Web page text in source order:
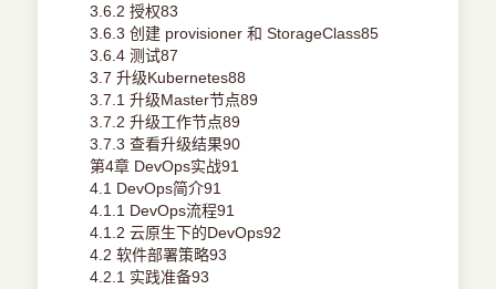
3.6.2 授权83
3.6.3 创建 provisioner 和 StorageClass85
3.6.4 测试87
3.7 升级Kubernetes88
3.7.1 升级Master节点89
3.7.2 升级工作节点89
3.7.3 查看升级结果90
第4章 DevOps实战91
4.1 DevOps简介91
4.1.1 DevOps流程91
4.1.2 云原生下的DevOps92
4.2 软件部署策略93
4.2.1 实践准备93